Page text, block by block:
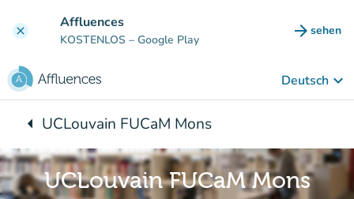
clear Affluences
KOSTENLOS – Google Play arrow_forward sehen
(new
Deutsch keyboard_arrow_down
arrow_leftZurück zu:
UCLouvain FUCaM Mons
UCLouvain FUCaM Mons